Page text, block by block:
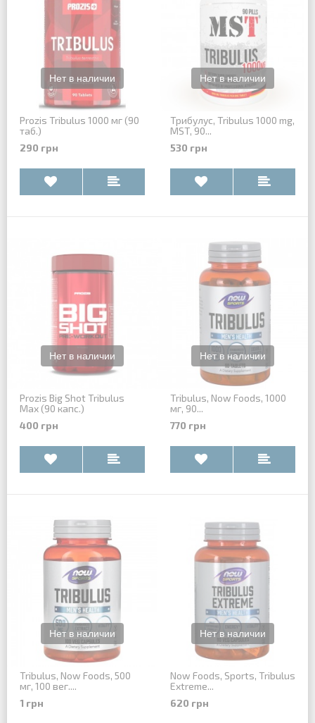
Prozis Tribulus 1000 мг (90
таб.)
290 грн
Трибулус, Tribulus 1000 mg,
MST, 90...
530 грн
Prozis Big Shot Tribulus
Max (90 капс.)
400 грн
Tribulus, Now Foods, 1000
мг, 90...
770 грн
Tribulus, Now Foods, 500
мг, 100 вег....
1 грн
Now Foods, Sports, Tribulus
Extreme...
620 грн